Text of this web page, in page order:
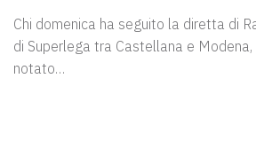
Chi domenica ha seguito la diretta di
di Superlega tra Castellana e
notato…